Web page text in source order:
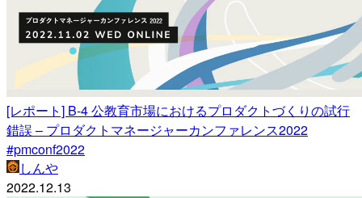
[レポート] B-4 公教育市場におけるプロダクトづくりの試行
錯誤 – プロダクトマネージャーカンファレンス2022
#pmconf2022
しんや
2022.12.13